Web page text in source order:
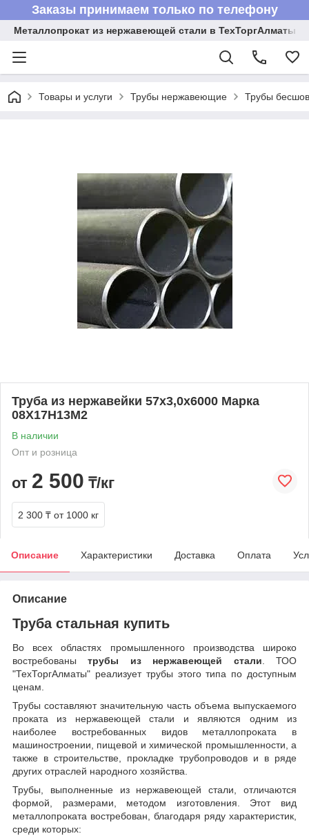
Заказы принимаем только по телефону
Металлопрокат из нержавеющей стали в ТехТоргАлматы
Товары и услуги Трубы нержавеющие Трубы
Труба из нержавейки 57х3,0х6000 Марка
08Х17Н13М2
В наличии
Опт и розница
от 2 500 ₸/кг
2 300 ₸ от 1000 кг
Описание Характеристики Доставка Оплата
Описание
Труба стальная купить
Во всех областях промышленного производства широко
востребованытрубы из нержавеющей стали. ТОО
"ТехТоргАлматы" реализует трубы этого типа по доступным
ценам.
Трубы составляют значительную часть объема выпускаемого
проката из нержавеющей стали и являются одним из
наиболее востребованных видов металлопроката в
машиностроении, пищевой и химической промышленности, а
также в строительстве, прокладке трубопроводов и в ряде
других отраслей народного хозяйства.
Трубы, выполненные из нержавеющей стали, отличаются
формой, размерами, методом изготовления. Этот вид
металлопроката востребован, благодаря ряду характеристик,
среди которых: